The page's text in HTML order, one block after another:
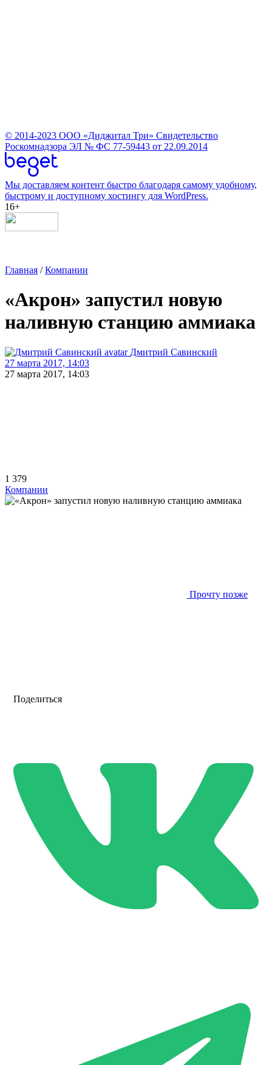
© 2014-2023 ООО «Диджитал Три» Свидетельство
Роскомнадзора ЭЛ № ФС 77-59443 от 22.09.2014
Мы доставляем контент быстро благодаря самому удобному,
быстрому и доступному хостингу для WordPress.
16+
Главная /Компании
«Акрон» запустил новую
наливную станцию аммиака
Дмитрий Савинский
27 марта 2017, 14:03
27 марта 2017, 14:03
1 379
Компании
Прочту позже
Поделиться